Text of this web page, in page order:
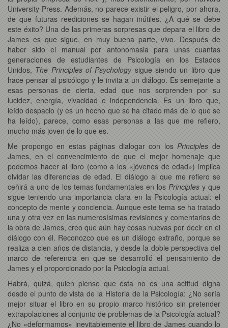
University Press. Además, no parece existir el peligro, por ahora,
de que futuras reediciones se hagan inútiles. ¿A qué se debe
este éxito? Una de las primeras sorpresas que depara el libro de
James es que sigue, en muy buena parte, vivo. Después de
haber sido el manual por antonomasia para unas cuantas
generaciones de estudiantes de Psicología en los Estados
Unidos, The Principles of Psychology sigue siendo un libro que
hace pensar al psicólogo y le invita a un diálogo. Es semejante a
esas personas de cierta, edad que nos sorprenden por su
lucidez, energía, vivacidad e independencia. Es un libro que,
leído despacio (y es un hecho que se ha citado más de lo que se
ha leído), parece, como esas personas a las que me refiero,
mucho más joven de lo que es.
Me propongo en estas páginas dialogar con los Principles de
James, en el convencimiento de que el mejor homenaje que
podemos hacer al libro (como a los «jóvenes de edad») implica
olvidar las diferencias de edad. El diálogo al que me refiero se
ceñirá a uno de los temas fundamentales en los Principles y que
sigue teniendo una importancia clara en la Psicología actual: el
concepto de mente y conciencia. Aunque este tema se ha tratado
una y otra vez en las numerosísimas revisiones y comentarios de
la obra de James, creo que aún hay cosas nuevas por decir en el
diálogo con él. Reconozco que es un diálogo extraño, porque se
realiza a cien años de distancia, y desde la doble perspectiva del
marco de referencia en que se desarrolló el pensamiento de
James y el proporcionado por la Psicología actual.
Habrá, quizá, quien piense que ésta no es una actitud digna
desde el punto de vista de la Historia de la Psicología: ¿No sería
mejor situar el libro en su propio marco histórico sin pretender
extrapolaciones al conjunto de problemas de la Psicología actual?
¿No «deformamos» inevitablemente el libro de James cuando lo